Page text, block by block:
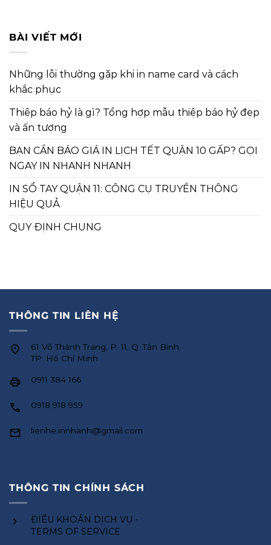
BÀI VIẾT MỚI
Những lỗi thường gặp khi in name card và cách
khắc phục
Thiệp báo hỷ là gì? Tổng hợp mẫu thiệp báo hỷ đẹp
và ấn tượng
BẠN CẦN BÁO GIÁ IN LỊCH TẾT QUẬN 10 GẤP? GỌI
NGAY IN NHANH NHANH
IN SỔ TAY QUẬN 11: CÔNG CỤ TRUYỀN THÔNG
HIỆU QUẢ
QUY ĐỊNH CHUNG
THÔNG TIN LIÊN HỆ
61 Võ Thành Trang, P. 11, Q. Tân Bình,
TP. Hồ Chí Minh
0911 384 166
0918 918 959
lienhe.innhanh@gmail.com
THÔNG TIN CHÍNH SÁCH
ĐIỀU KHOẢN DỊCH VỤ -
TERMS OF SERVICE